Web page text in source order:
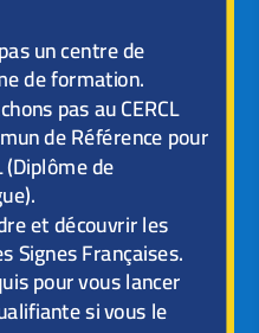
un centre de
de formation.
pas au CERCL
de Référence pour
(Diplôme de
et découvrir les
Signes Françaises.
pour vous lancer
si vous le